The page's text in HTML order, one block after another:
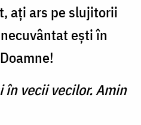
aţi ars pe slujitorii
eşti în
în vecii vecilor. Amin